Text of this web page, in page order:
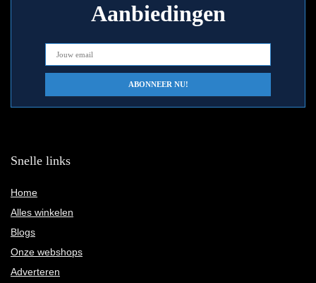
Aanbiedingen
Snelle links
Home
Alles winkelen
Blogs
Onze webshops
Adverteren